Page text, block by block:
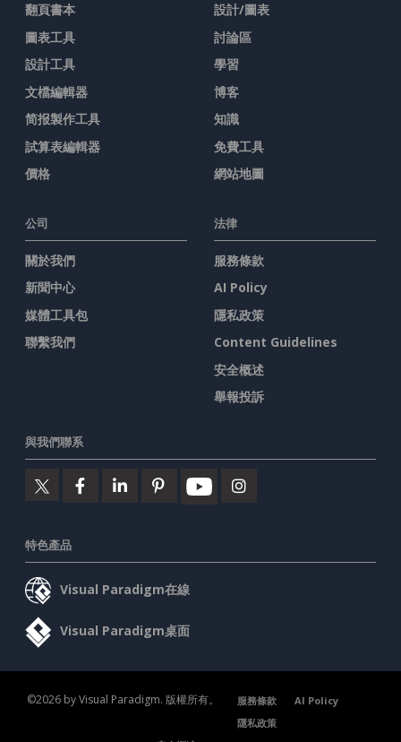
翻頁書本
圖表工具
設計工具
文檔編輯器
简报製作工具
試算表編輯器
價格
設計/圖表
討論區
學習
博客
知識
免費工具
網站地圖
公司
關於我們
新聞中心
媒體工具包
聯繫我們
法律
服務條款
AI Policy
隱私政策
Content Guidelines
安全概述
舉報投訴
與我們聯系
特色產品
Visual Paradigm在線
Visual Paradigm桌面
©2026 by Visual Paradigm. 版權所有。 服務條款
AI Policy
隱私政策